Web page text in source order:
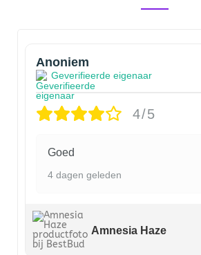
Anoniem
Geverifieerde eigenaar
4/5
Goed
4 dagen geleden
Amnesia Haze